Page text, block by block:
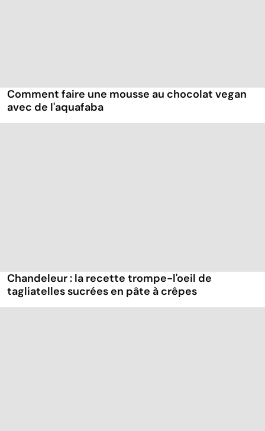
Comment faire une mousse au chocolat vegan
avec de l'aquafaba
Chandeleur : la recette trompe-l'oeil de
tagliatelles sucrées en pâte à crêpes